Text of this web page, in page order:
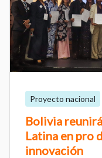
Proyecto nacional
Bolivia
Latina en pro
innovación